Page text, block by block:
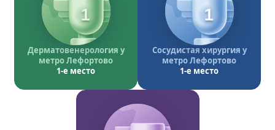
1
Дерматовенерология у
метро Лефортово
1-е место
1
Сосудистая хирургия у
метро Лефортово
1-е место